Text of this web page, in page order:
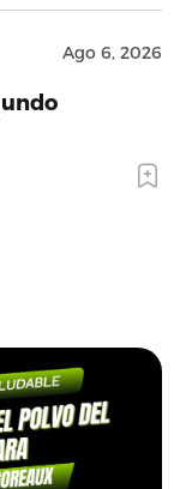
Ago 6, 2026